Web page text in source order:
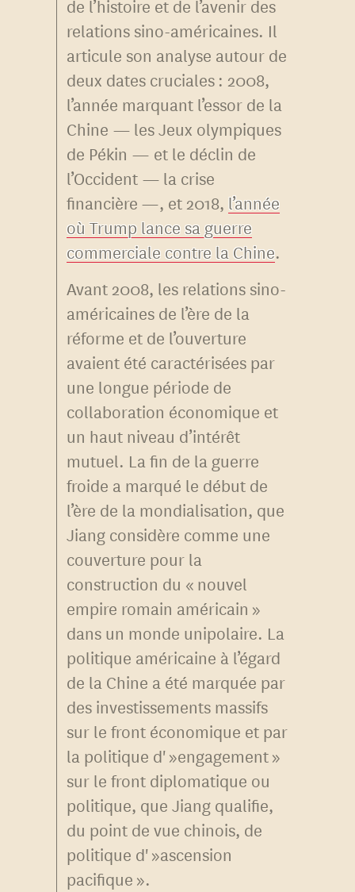
de l’histoire et de l’avenir des
relations sino-américaines. Il
articule son analyse autour de
deux dates cruciales : 2008,
l’année marquant l’essor de la
Chine — les Jeux olympiques
de Pékin — et le déclin de
l’Occident — la crise
financière —, et 2018,l’année
où Trump lance sa guerre
commerciale contre la Chine.
Avant 2008, les relations sino-
américaines de l’ère de la
réforme et de l’ouverture
avaient été caractérisées par
une longue période de
collaboration économique et
un haut niveau d’intérêt
mutuel. La fin de la guerre
froide a marqué le début de
l’ère de la mondialisation, que
Jiang considère comme une
couverture pour la
construction du « nouvel
empire romain américain »
dans un monde unipolaire. La
politique américaine à l’égard
de la Chine a été marquée par
des investissements massifs
sur le front économique et par
la politique d' »engagement »
sur le front diplomatique ou
politique, que Jiang qualifie,
du point de vue chinois, de
politique d' »ascension
pacifique ».